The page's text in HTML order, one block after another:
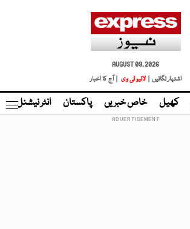
AUGUST 09, 2026
اشتہار لگائیں |
لائیو ٹی وی | آج کا اخبار
کھیل خاص خبریں پاکستان انٹر نیشنل